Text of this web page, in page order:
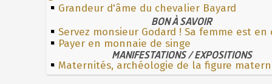
Grandeur d'âme du chevalier Bayard
BON À SAVOIR
Servez monsieur Godard ! Sa femme est en
Payer en monnaie de singe
MANIFESTATIONS / EXPOSITIONS
Maternités, archéologie de la figure